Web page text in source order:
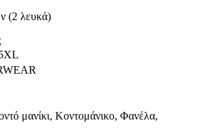
(2 λευκά)
μανίκι, Κοντομάνικο, Φανέλα,